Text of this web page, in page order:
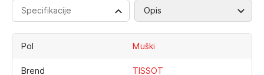
Specifikacije Opis
Pol Muški
Brend TISSOT